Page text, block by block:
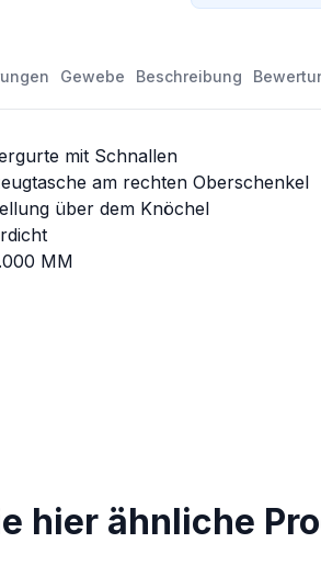
Gewebe Beschreibung
mit Schnallen
am rechten Oberschenkel
über dem Knöchel
MM
hier ähnliche